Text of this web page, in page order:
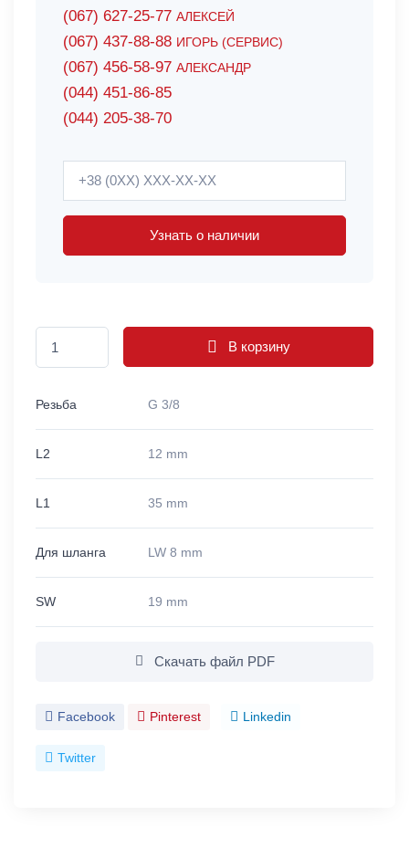
(067) 627-25-77 АЛЕКСЕЙ
(067) 437-88-88 ИГОРЬ (СЕРВИС)
(067) 456-58-97 АЛЕКСАНДР
(044) 451-86-85
(044) 205-38-70
Узнать о наличии
В корзину
Резьба G 3/8
L2 12 mm
L1 35 mm
Для шланга LW 8 mm
SW 19 mm
Скачать файл PDF
Facebook Pinterest Linkedin
Twitter